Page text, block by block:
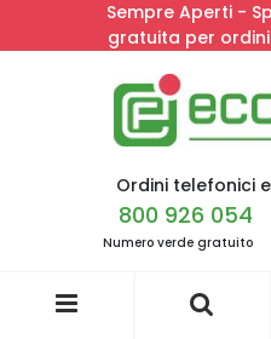
Sempre Aperti -
gratuita per
Ordini telefonici
800 926 054
Numero verde gratuito